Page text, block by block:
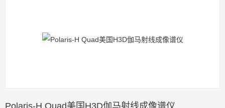
Polaris-H Quad美国H3D伽马射线成像谱仪